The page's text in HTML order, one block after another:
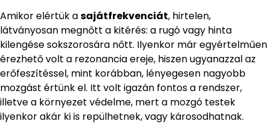
Amikor elértük asajátfrekvenciát, hirtelen,
látványosan megnőtt a kitérés: a rugó vagy hinta
kilengése sokszorosára nőtt. Ilyenkor már egyértelműen
érezhető volt a rezonancia ereje, hiszen ugyanazzal az
erőfeszítéssel, mint korábban, lényegesen nagyobb
mozgást értünk el. Itt volt igazán fontos a rendszer,
illetve a környezet védelme, mert a mozgó testek
ilyenkor akár ki is repülhetnek, vagy károsodhatnak.